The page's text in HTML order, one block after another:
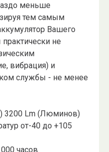
меньше
тем самым
Вашего
не
вибрация) и
службы - не менее
3200 Lm (Люминов)
от-40 до +105
часов